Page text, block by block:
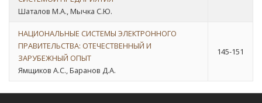
Шаталов М.А., Мычка С.Ю.
НАЦИОНАЛЬНЫЕ СИСТЕМЫ ЭЛЕКТРОННОГО
ПРАВИТЕЛЬСТВА: ОТЕЧЕСТВЕННЫЙ И
ЗАРУБЕЖНЫЙ ОПЫТ
Ямщиков А.С., Баранов Д.А.
145-151